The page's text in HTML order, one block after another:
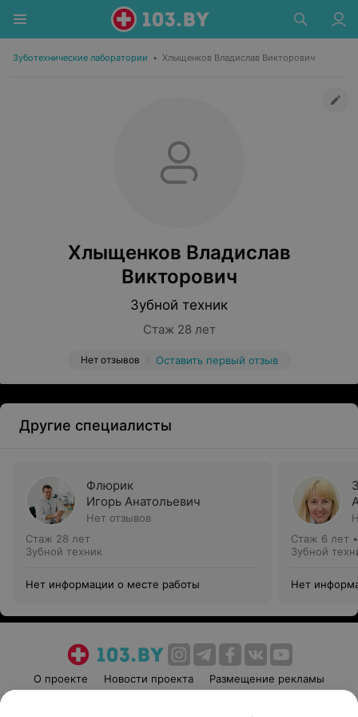
Зуботехнические лаборатории • Хлыщенков Владислав Викторович
Хлыщенков Владислав
Викторович
Зубной техник
Стаж 28 лет
Нет отзывов Оставить первый отзыв
Другие специалисты
Флюрик
Игорь Анатольевич
Нет отзывов
Стаж 28 лет
Зубной техник
Нет информации о месте работы
Стаж 6 лет
Зубной
Нет
О проекте Новости проекта
Размещение рекламы